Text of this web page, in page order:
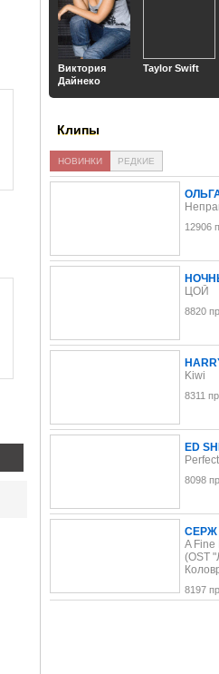
Виктория
Дайнеко
Taylor Swift
Клипы
НОВИНКИ РЕДКИЕ
12906
ЦОЙ
8820
Kiwi
8311
ED
Perfect
8098
СЕРЖ
A Fine
(OST
8197